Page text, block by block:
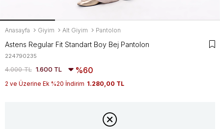
Anasayfa Giyim Alt Giyim Pantolon
Astens Regular Fit Standart Boy Bej Pantolon
224790235
4.000 TL 1.600 TL 60
2 ve Üzerine Ek %20 İndirim 1.280,00 TL